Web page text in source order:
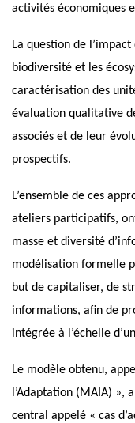
activités économiques
La question de
biodiversité et les
caractérisation des
évaluation qualitative
associés et de leur
prospectifs.
L’ensemble de ces
ateliers participatifs,
masse et diversité
modélisation formelle
but de capitaliser, de
informations, afin de
intégrée à l’échelle
Le modèle obtenu,
l’Adaptation (MAIA) »,
central appelé « cas